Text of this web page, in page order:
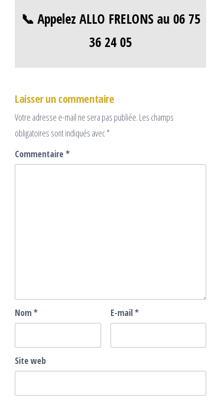
📞 Appelez ALLO FRELONS au 06 75
36 24 05
Laisser un commentaire
Votre adresse e-mail ne sera pas publiée. Les champs
obligatoires sont indiqués avec*
Commentaire *
Nom* E-mail*
Site web